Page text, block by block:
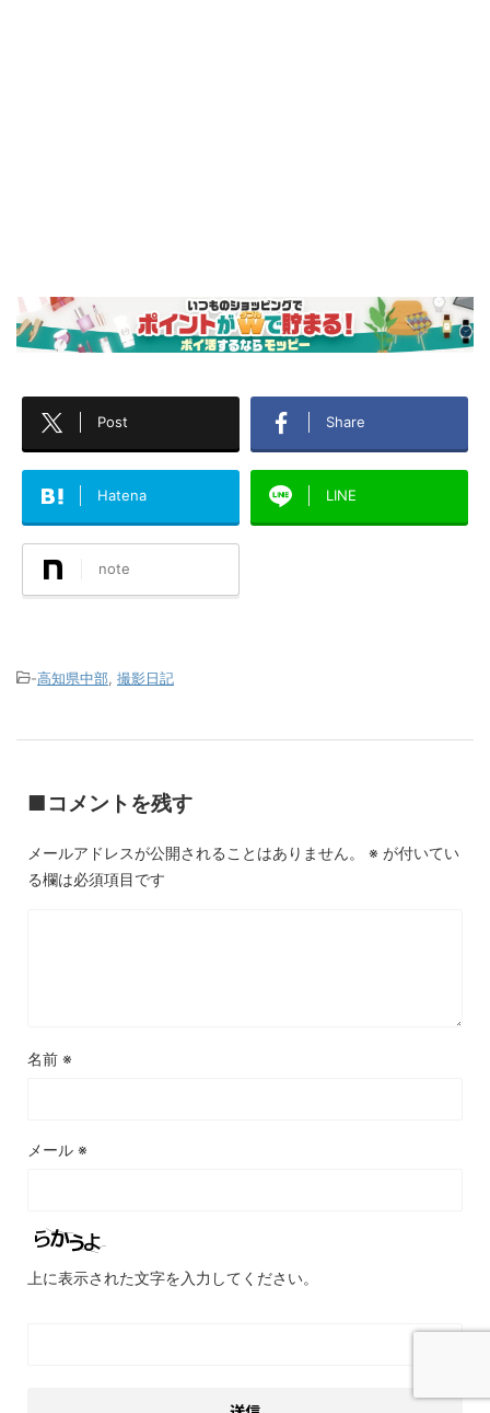
Post Share
Hatena LINE
note
-高知県中部, 撮影日記
■コメントを残す
メールアドレスが公開されることはありません。 ※ が付いてい
る欄は必須項目です
名前 ※
メール ※
上に表示された文字を入力してください。